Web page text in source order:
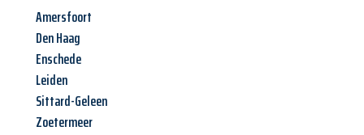
Amersfoort
Den Haag
Enschede
Leiden
Sittard-Geleen
Zoetermeer